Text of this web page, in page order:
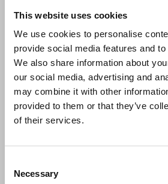
This website uses cookies
We use cookies to personalise
provide social media features and
We also share information about
our social media, advertising and
may combine it with other
provided to them or that they’ve
of their services.
Selection
Necessary
Tecnico della
QUALIFICA
EQF5
DURATA
320 ore